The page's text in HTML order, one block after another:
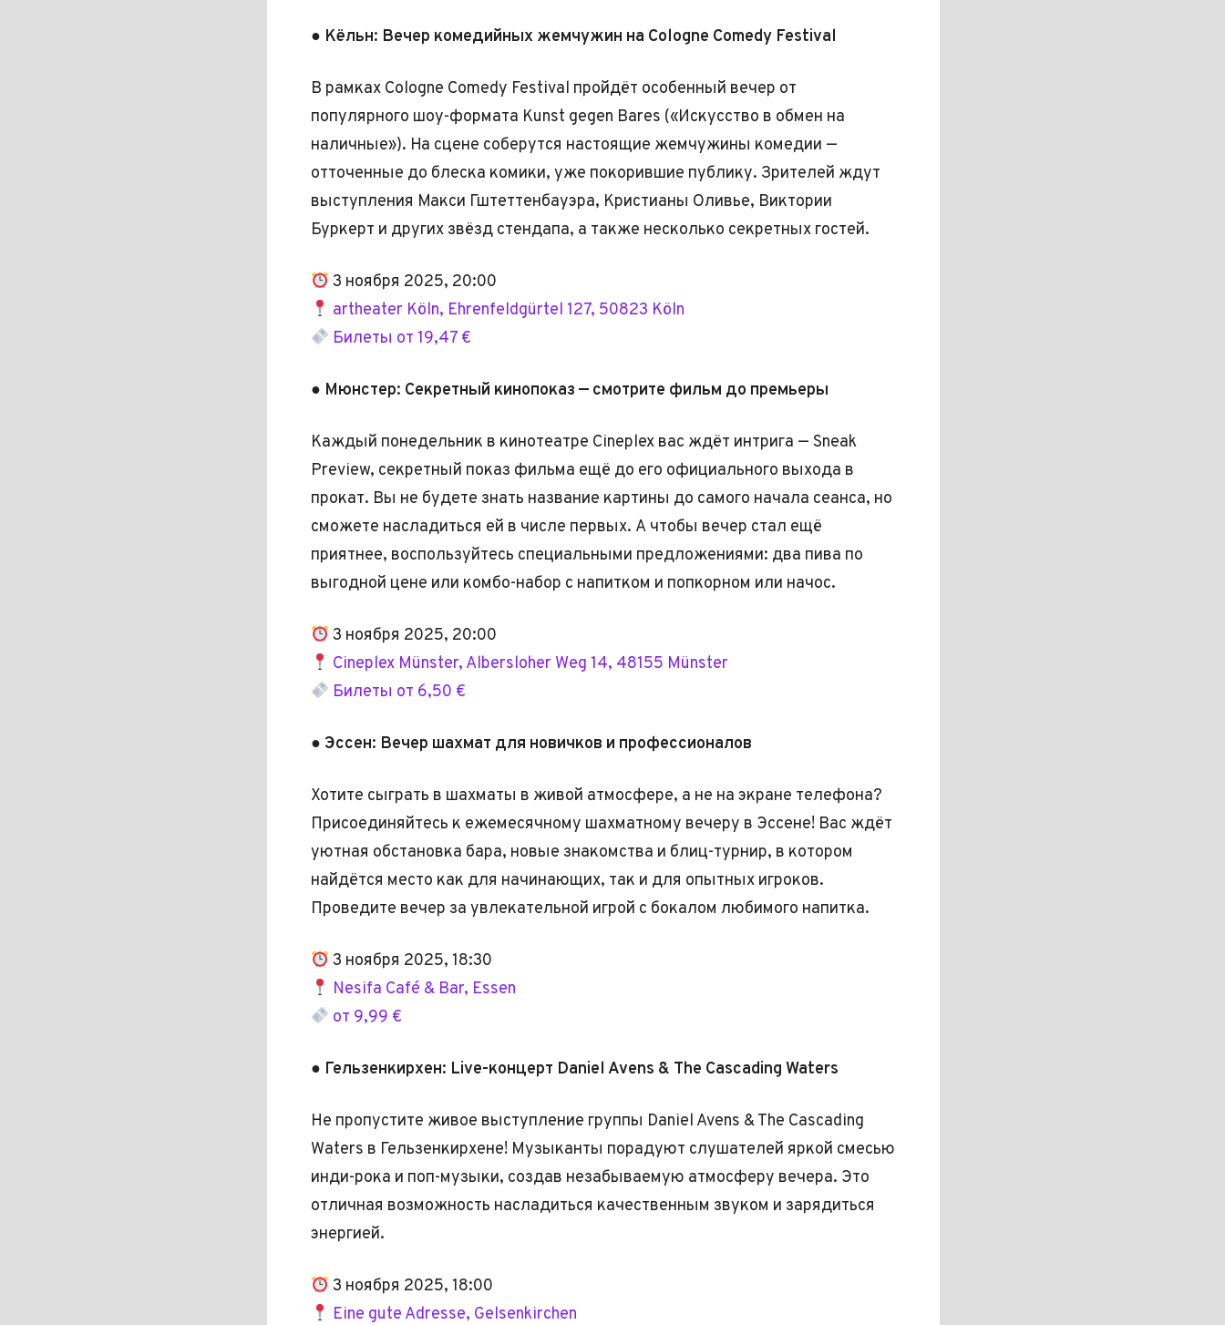
● Кёльн: Вечер комедийных жемчужин на Cologne Comedy Festival
В рамках Cologne Comedy Festival пройдёт особенный вечер от
популярного шоу-формата Kunst gegen Bares («Искусство в обмен на
наличные»). На сцене соберутся настоящие жемчужины комедии —
отточенные до блеска комики, уже покорившие публику. Зрителей ждут
выступления Макси Гштеттенбауэра, Кристианы Оливье, Виктории
Буркерт и других звёзд стендапа, а также несколько секретных гостей.
3 ноября 2025, 20:00
artheater Köln, Ehrenfeldgürtel 127, 50823 Köln
Билеты от 19,47 €
● Мюнстер: Секретный кинопоказ — смотрите фильм до премьеры
Каждый понедельник в кинотеатре Cineplex вас ждёт интрига — Sneak
Preview, секретный показ фильма ещё до его официального выхода в
прокат. Вы не будете знать название картины до самого начала сеанса, но
сможете насладиться ей в числе первых. А чтобы вечер стал ещё
приятнее, воспользуйтесь специальными предложениями: два пива по
выгодной цене или комбо-набор с напитком и попкорном или начос.
3 ноября 2025, 20:00
Cineplex Münster, Albersloher Weg 14, 48155 Münster
Билеты от 6,50 €
● Эссен: Вечер шахмат для новичков и профессионалов
Хотите сыграть в шахматы в живой атмосфере, а не на экране телефона?
Присоединяйтесь к ежемесячному шахматному вечеру в Эссене! Вас ждёт
уютная обстановка бара, новые знакомства и блиц-турнир, в котором
найдётся место как для начинающих, так и для опытных игроков.
Проведите вечер за увлекательной игрой с бокалом любимого напитка.
3 ноября 2025, 18:30
Nesifa Café & Bar, Essen
от 9,99 €
● Гельзенкирхен: Live-концерт Daniel Avens & The Cascading Waters
Не пропустите живое выступление группы Daniel Avens & The Cascading
Waters в Гельзенкирхене! Музыканты порадуют слушателей яркой смесью
инди-рока и поп-музыки, создав незабываемую атмосферу вечера. Это
отличная возможность насладиться качественным звуком и зарядиться
энергией.
3 ноября 2025, 18:00
Eine gute Adresse, Gelsenkirchen